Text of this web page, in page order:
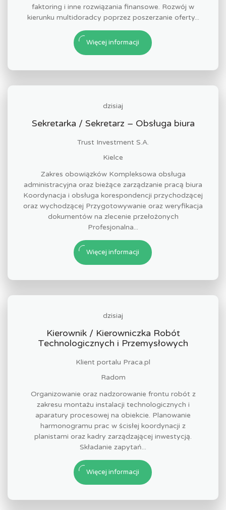
faktoring i inne rozwiązania finansowe. Rozwój w
kierunku multidoradcy poprzez poszerzanie oferty...
Więcej informacji
dzisiaj
Sekretarka / Sekretarz – Obsługa biura
Trust Investment S.A.
Kielce
Zakres obowiązków Kompleksowa obsługa
administracyjna oraz bieżące zarządzanie pracą biura
Koordynacja i obsługa korespondencji przychodzącej
oraz wychodzącej Przygotowywanie oraz weryfikacja
dokumentów na zlecenie przełożonych
Profesjonalna...
Więcej informacji
dzisiaj
Kierownik / Kierowniczka Robót
Technologicznych i Przemysłowych
Klient portalu Praca.pl
Radom
Organizowanie oraz nadzorowanie frontu robót z
zakresu montażu instalacji technologicznych i
aparatury procesowej na obiekcie. Planowanie
harmonogramu prac w ścisłej koordynacji z
planistami oraz kadry zarządzającej inwestycją.
Składanie zapytań...
Więcej informacji